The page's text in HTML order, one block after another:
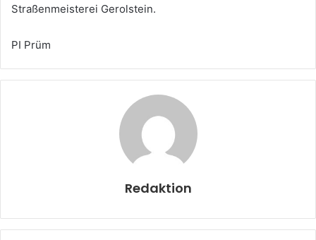
Straßenmeisterei Gerolstein.
PI Prüm
Redaktion